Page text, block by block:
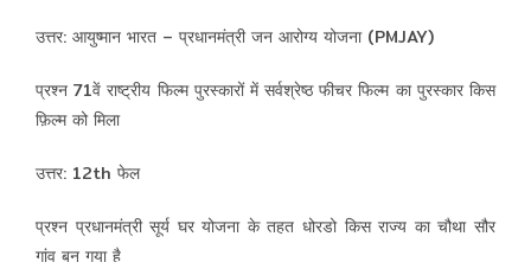
उत्तर: आयुष्मान भारत – प्रधानमंत्री जन आरोग्य योजना (PMJAY)
प्रश्न 71वें राष्ट्रीय फिल्म पुरस्कारों में सर्वश्रेष्ठ फीचर फिल्म का पुरस्कार किस
फ़िल्म को मिला
उत्तर: 12th फेल
प्रश्न प्रधानमंत्री सूर्य घर योजना के तहत धोरडो किस राज्य का चौथा सौर
गांव बन गया है